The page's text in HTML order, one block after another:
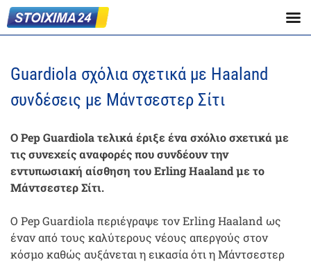
Guardiola σχόλια σχετικά με Haaland
συνδέσεις με Μάντσεστερ Σίτι
Ο Pep Guardiola τελικά έριξε ένα σχόλιο σχετικά με
τις συνεχείς αναφορές που συνδέουν την
εντυπωσιακή αίσθηση του Erling Haaland με το
Μάντσεστερ Σίτι.
Ο Pep Guardiola περιέγραψε τον Erling Haaland ως
έναν από τους καλύτερους νέους απεργούς στον
κόσμο καθώς αυξάνεται η εικασία ότι η Μάντσεστερ